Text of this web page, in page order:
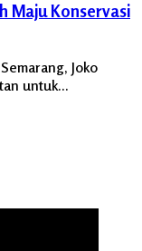
Maju Konservasi
Joko
untuk…